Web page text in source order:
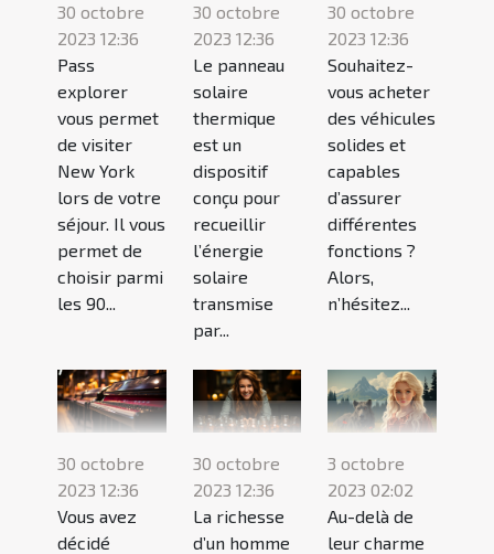
30 octobre
2023 12:36
Pass
explorer
vous permet
de visiter
New York
lors de votre
séjour. Il vous
permet de
choisir parmi
les 90...
30 octobre
2023 12:36
Le panneau
solaire
thermique
est un
dispositif
conçu pour
recueillir
l’énergie
solaire
transmise
par...
30 octobre
2023 12:36
Souhaitez-
vous acheter
des véhicules
solides et
capables
d’assurer
différentes
fonctions ?
Alors,
n’hésitez...
30 octobre
2023 12:36
Vous avez
décidé
30 octobre
2023 12:36
La richesse
d’un homme
3 octobre
2023 02:02
Au-delà de
leur charme